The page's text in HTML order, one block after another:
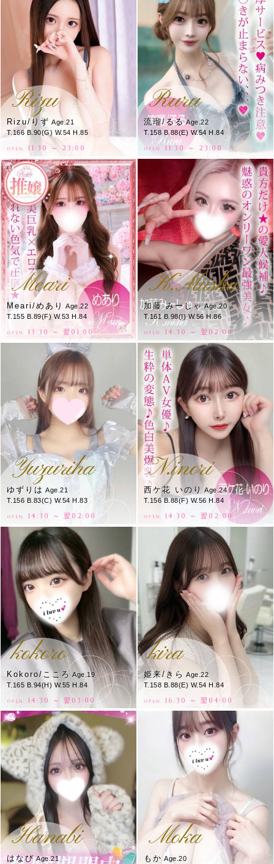
Rizu
Rizu/りず Age.21
T.166 B.90(G) W.54 H.85
OPEN. 11:30 ～ 23:00
Ruru
流瑠/るるAge.22
T.158 B.88(E) W.54 H.84
OPEN. 11:30 ～ 23:00
Meari
Meari/めあり
Age.22
T.155 B.89(F) W.53 H.84
OPEN. 13:30 ～ 翌01:00
K.Miisha
加藤 みーしゃAge.20
T.161 B.98(I) W.56 H.86
OPEN. 14:30 ～ 翌02:00
Yuzuriha
ゆずりは Age.21
T.156 B.83(C) W.54 H.83
OPEN. 14:30 ～ 翌02:00
N.inori
西ケ花 いのり Age.24
T.156 B.88(F) W.56 H.84
OPEN. 14:30 ～ 翌02:00
kokoro
Kokoro/こころ Age.19
T.165 B.94(H) W.55 H.84
OPEN. 14:30 ～ 翌03:00
kira
姫来/きら Age.22
T.158 B.88(E) W.54 H.84
OPEN. 16:30 ～ 翌04:00
Hanabi
はなびAge.21
Moka
もか Age.20